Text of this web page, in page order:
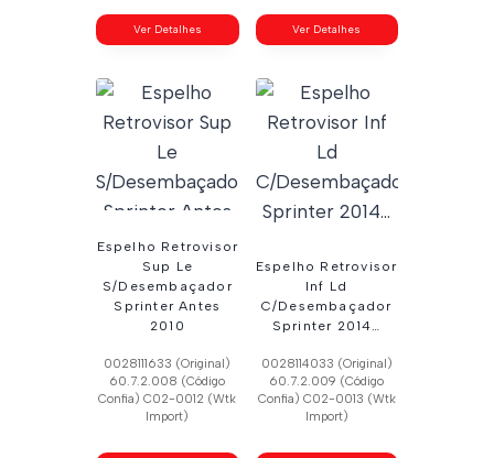
Ver Detalhes Ver Detalhes
Espelho Retrovisor
Sup Le
S/Desembaçador
Sprinter Antes
2010
0028111633 (Original)
60.7.2.008 (Código
Confia) C02-0012 (Wtk
Import)
Espelho Retrovisor
Inf Ld
C/Desembaçador
Sprinter 2014…
0028114033 (Original)
60.7.2.009 (Código
Confia) C02-0013 (Wtk
Import)